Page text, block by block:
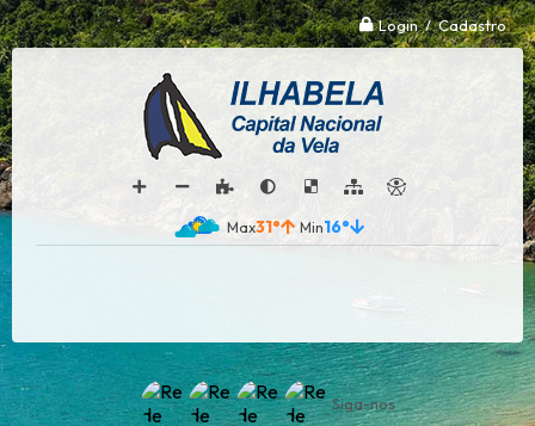
Login / Cadastro
31° 16°
Siga-nos